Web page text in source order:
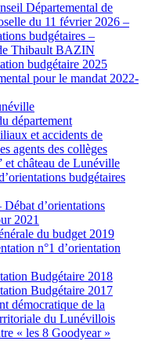
Départemental de
du 11 février 2026 –
budgétaires –
Thibault BAZIN
budgétaire 2025
pour le mandat 2022-
département
et accidents de
agents des collèges
et château de Lunéville
budgétaires
Débat d’orientations
2021
du budget 2019
n°1 d’orientation
Budgétaire 2018
Budgétaire 2017
démocratique de la
du Lunévillois
« les 8 Goodyear »